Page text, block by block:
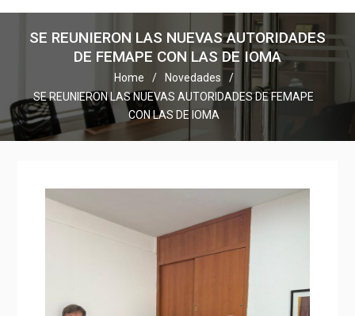
SE REUNIERON LAS NUEVAS AUTORIDADES
DE FEMAPE CON LAS DE IOMA
Home
Novedades
SE REUNIERON LAS NUEVAS AUTORIDADES DE FEMAPE
CON LAS DE IOMA